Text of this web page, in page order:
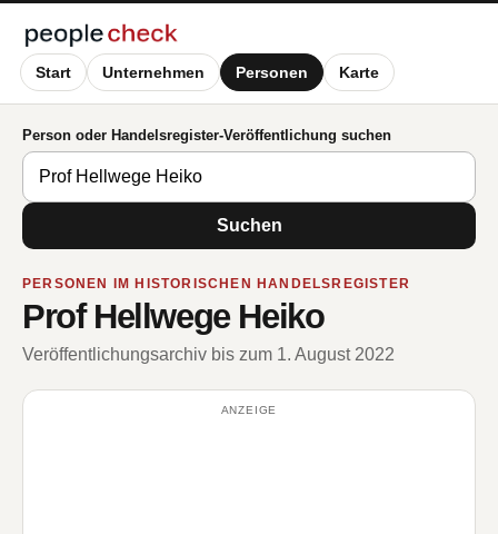
Start Unternehmen Personen Karte
Person oder Handelsregister-Veröffentlichung suchen
Suchen
PERSONEN IM HISTORISCHEN HANDELSREGISTER
Prof Hellwege Heiko
Veröffentlichungsarchiv bis zum 1. August 2022
ANZEIGE